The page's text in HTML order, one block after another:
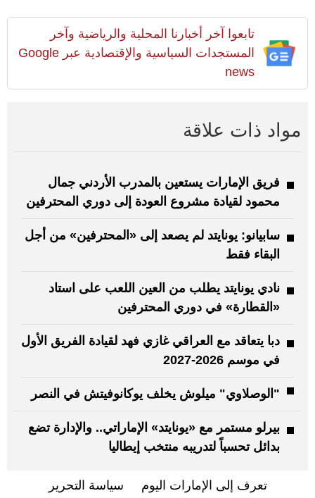
تابعوا آخر أخبارنا المحلية والرياضية وآخر
المستجدات السياسية والإقتصادية عبر Google
news
مواد ذات علاقة
فريق الإمارات يستعين بالمدرب الأردني جمال
محمود لقيادة مشروع العودة إلى دوري المحترفين
سابيانو: يونايتد لم يصعد إلى «المحترفين» من أجل
البقاء فقط
نادي يونايتد يطلب من العين اللعب على استاد
«القطارة» في دوري المحترفين
دبا يتعاقد مع العراقي غازي فهد لقيادة الفريق الأول
في موسم 2026-2027
"الوصلاوي" ميلوش يخلف يوكانوفيتش في النصر
بيرلو مستمر مع «يونايتد» الإماراتي.. والإدارة تضع
بدائل تحسباً لتدريبه منتخب إيطاليا
تعرف إلى الإمارات اليوم سياسة التحرير